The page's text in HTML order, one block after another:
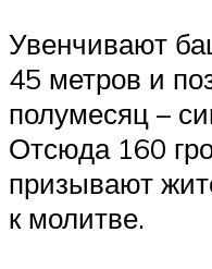
Увенчивают
45 метров и
полумесяц –
Отсюда 160
призывают
к молитве.